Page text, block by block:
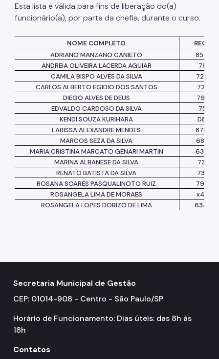
Colegiado das Escolas de Governo
Esta lista é válida para fins de liberação do(a)
funcionário(a), por parte da chefia, durante o curso.
NOME COMPLETO
ADRIANO MANZANO CANIETO
ANDREIA OLIVEIRA LACERDA AGUIAR
CAMILA BISPO ALVES DA SILVA
CARLOS ALBERTO EGIDIO DOS SANTOS
DIEGO ALVES DE DEUS
EDVALDO CARDOSO DA SILVA
KENDI SOUZA KURIHARA
LARISSA ALEXANDRE MENDES
MARCOS SEZA DA SILVA
MARIA CRISTINA MARCATO GENARI MARTIN
MARINA ALBANESE DA SILVA
RENATO BATISTA DA SILVA
ROSANA SOARES PASQUALINOTO RUIZ
ROSANGELA LIMA DE MORAES
ROSANGELA LOPES DORIZO DE LIMA
Secretaria Municipal de Gestão
CEP: 01014-908 - Centro - São Paulo/SP
Horário de Funcionamento: Dias úteis: das 8h às
18h
Contatos